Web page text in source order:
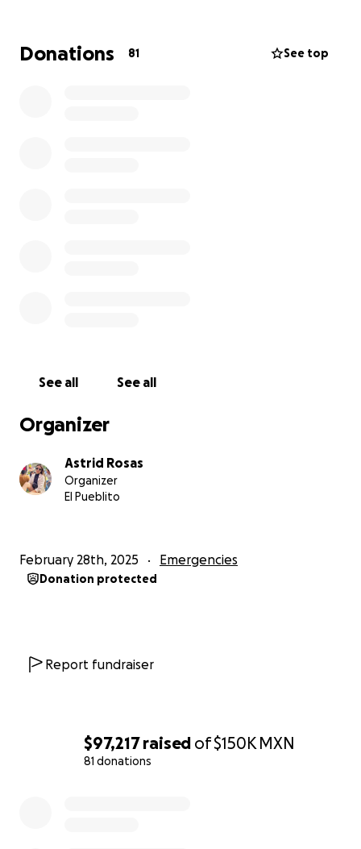
$97,217raised of$150K MXN
81 donations
Donations 81 See top
See all See all
Organizer
Astrid Rosas
Organizer
El Pueblito
February 28th, 2025 Emergencies
Donation protected
Report fundraiser